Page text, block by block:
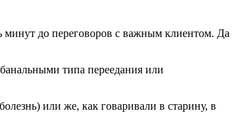
минут до переговоров с важным клиентом. Да
типа переедания или
или же, как говаривали в старину, в